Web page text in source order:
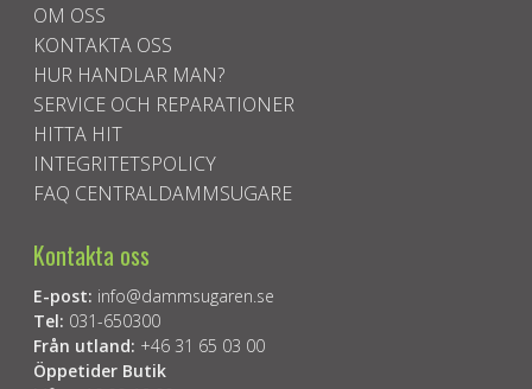
OM OSS
KONTAKTA OSS
HUR HANDLAR MAN?
SERVICE OCH REPARATIONER
HITTA HIT
INTEGRITETSPOLICY
FAQ CENTRALDAMMSUGARE
Kontakta oss
E-post: info@dammsugaren.se
Tel: 031-650300
Från utland: +46 31 65 03 00
Öppetider Butik